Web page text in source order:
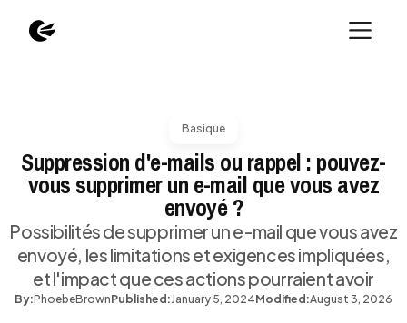
Basique
Suppression d'e-mails ou rappel : pouvez-
vous supprimer un e-mail que vous avez
envoyé ?
Possibilités de supprimer un e-mail que vous avez
envoyé, les limitations et exigences impliquées,
et l'impact que ces actions pourraient avoir
By:PhoebeBrownPublished:January 5, 2024Modified:August 3, 2026